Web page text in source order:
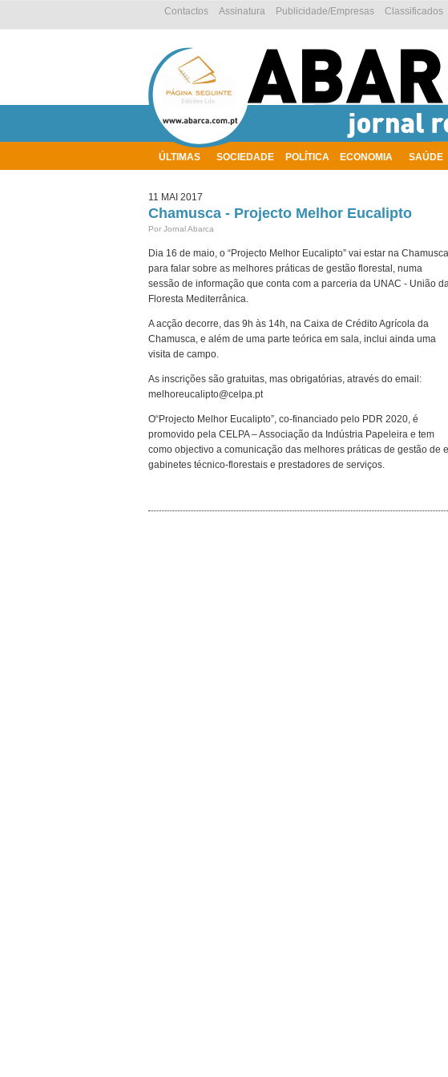
ÚLTIMAS SOCIEDADE POLÍTICA ECONOMIA SAÚDE
Classificados
Publicidade/Empresas
Assinatura
Contactos
11 MAI 2017
Chamusca - Projecto Melhor Eucalipto
Por Jornal Abarca
Dia 16 de maio, o “Projecto Melhor Eucalipto” vai estar na Chamusca
para falar sobre as melhores práticas de gestão florestal, numa
sessão de informação que conta com a parceria da UNAC - União
Floresta Mediterrânica.
A acção decorre, das 9h às 14h, na Caixa de Crédito Agrícola da
Chamusca, e além de uma parte teórica em sala, inclui ainda uma
visita de campo.
As inscrições são gratuitas, mas obrigatórias, através do email:
melhoreucalipto@celpa.pt
O“Projecto Melhor Eucalipto”, co-financiado pelo PDR 2020, é
promovido pela CELPA – Associação da Indústria Papeleira e tem
como objectivo a comunicação das melhores práticas de gestão de
gabinetes técnico-florestais e prestadores de serviços.